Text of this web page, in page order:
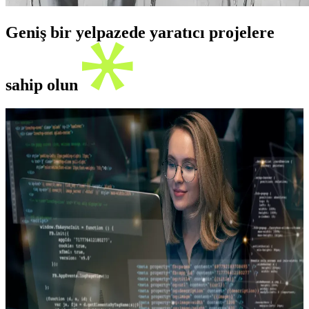
Geniş bir yelpazede yaratıcı projelere
sahip olun